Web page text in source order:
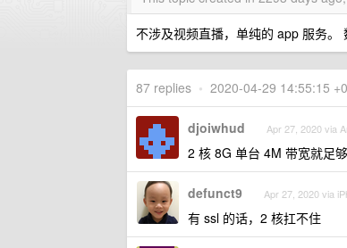
不涉及视频直播，单纯的 app 服务。
87 replies • 2020-04-29 14:55:15
djoiwhud Apr 27, 2020 via
2 核 8G 单台 4M 带宽就足
defunct9 Apr 27, 2020 via
有 ssl 的话，2 核扛不住